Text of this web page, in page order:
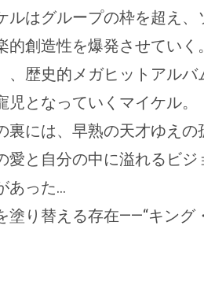
ルはグループの枠を超え
的創造性を爆発させてい
、歴史的メガヒットアル
となっていくマイケル。
裏には、早熟の天才ゆえ
愛と自分の中に溢れるビ
あった…
塗り替える存在——“キング